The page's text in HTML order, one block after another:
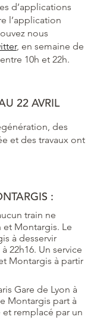
d’applications
l’application
nous
, en semaine de
10h et 22h.
22 AVRIL
des
et des travaux ont
:
train ne
et Montargis. Le
à desservir
22h16. Un service
Montargis à partir
Gare de Lyon à
Montargis part à
et remplacé par un